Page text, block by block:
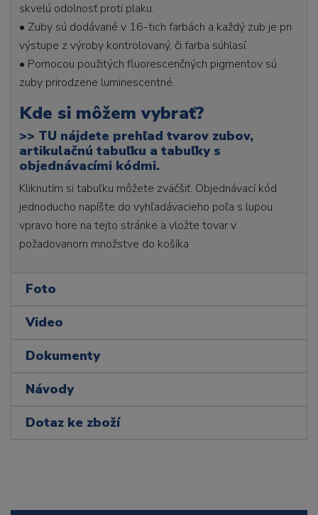
skvelú odolnosť proti plaku.
• Zuby sú dodávané v 16-tich farbách a každý zub je pri
výstupe z výroby kontrolovaný, či farba súhlasí.
• Pomocou použitých fluorescenčných pigmentov sú
zuby prirodzene luminescentné.
Kde si môžem vybrať?
>> TU nájdete prehľad tvarov zubov,
artikulačnú tabuľku a tabuľky s
objednávacími kódmi.
Kliknutím si tabuľku môžete zväčšiť. Objednávací kód
jednoducho napíšte do vyhľadávacieho poľa s lupou
vpravo hore na tejto stránke a vložte tovar v
požadovanom množstve do košíka
Foto
Video
Dokumenty
Návody
Dotaz ke zboží